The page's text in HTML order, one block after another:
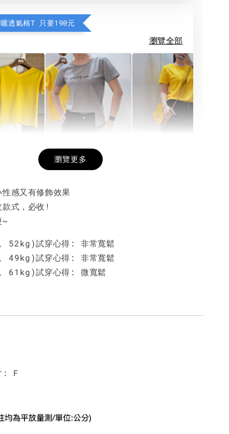
透氣棉T 只要190元
瀏覽全部
- +
希望相隨雙面T
NT$ 190
NT$ 450
瀏覽更多
感又有修飾效果
式，必收!
~
52kg)試穿心得: 非常寬鬆
49kg)試穿心得: 非常寬鬆
61kg)試穿心得: 微寬鬆
: F